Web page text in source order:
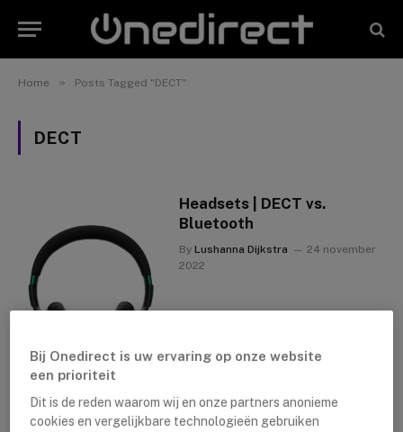
Home » Posts Tagged "DECT"
DECT
Headsets | DECT vs.
Bluetooth
By Lushanna Dijkstra
24 november
2022
Bij Onedirect is uw ervaring op onze website
een prioriteit
Dit is de reden waarom wij en onze partners anonieme
cookies en vergelijkbare technologieën gebruiken